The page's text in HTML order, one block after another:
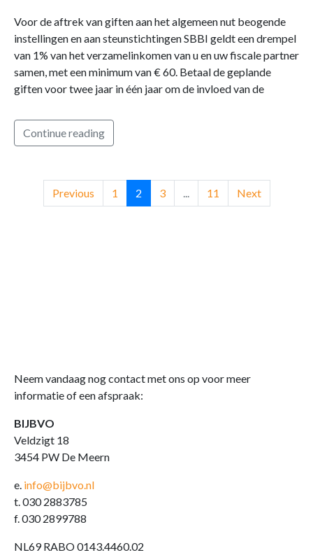
Voor de aftrek van giften aan het algemeen nut beogende
instellingen en aan steunstichtingen SBBI geldt een drempel
van 1% van het verzamelinkomen van u en uw fiscale partner
samen, met een minimum van € 60. Betaal de geplande
giften voor twee jaar in één jaar om de invloed van de
Continue reading
Previous 1 2 3 ... 11 Next
Neem vandaag nog contact met ons op voor meer
informatie of een afspraak:
BIJBVO
Veldzigt 18
3454 PW De Meern
e. info@bijbvo.nl
t. 030 2883785
f. 030 2899788
NL69 RABO 0143.4460.02